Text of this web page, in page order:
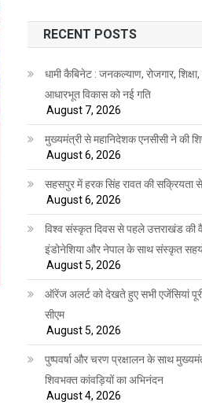
RECENT POSTS
धामी कैबिनेट : जनकल्याण, रोजगार,
आधारभूत विकास को नई गति
August 7, 2026
मुख्यमंत्री से महानिदेशक एनसीसी ने की
August 6, 2026
सहसपुर में हरक सिंह रावत की सक्रियता से
August 6, 2026
विश्व संस्कृत दिवस से पहले उत्तराखंड की
इंडोनेशिया और नेपाल के साथ संस्कृत
August 5, 2026
ऑरेंज अलर्ट को देखते हुए सभी एजेंसियां
सीएम
August 5, 2026
पुष्पवर्षा और चरण प्रक्षालन के साथ
शिवभक्त कांवड़ियों का अभिनंदन
August 4, 2026